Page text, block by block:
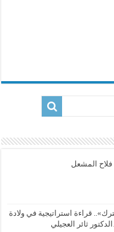
قراءة استراتيجية في ولادة
ثائر العجيلي